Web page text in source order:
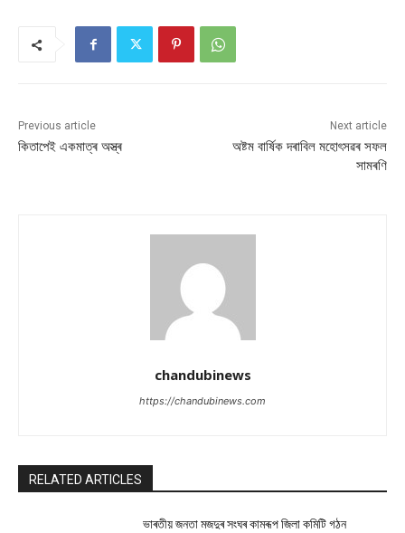
Previous article
কিতাপেই একমাত্ৰ অস্ত্ৰ
Next article
অষ্টম বাৰ্ষিক দৰাবিল মহোৎসৱৰ সফল
সামৰণি
chandubinews
https://chandubinews.com
RELATED ARTICLES
ভাৰতীয় জনতা মজদুৰ সংঘৰ কামৰূপ জিলা কমিটি গঠন